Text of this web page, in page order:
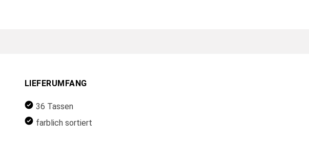
LIEFERUMFANG
36 Tassen
farblich sortiert